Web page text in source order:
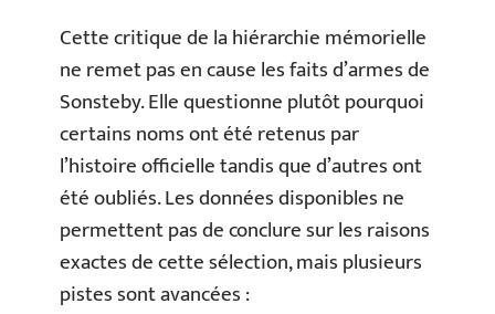
Cette critique de la hiérarchie mémorielle
ne remet pas en cause les faits d’armes de
Sonsteby. Elle questionne plutôt pourquoi
certains noms ont été retenus par
l’histoire officielle tandis que d’autres ont
été oubliés. Les données disponibles ne
permettent pas de conclure sur les raisons
exactes de cette sélection, mais plusieurs
pistes sont avancées :